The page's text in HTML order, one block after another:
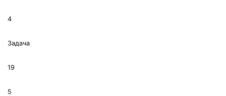
4
Задача
19
5